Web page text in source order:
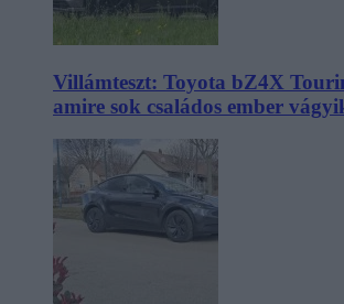
Villámteszt: Toyota bZ4X
amire sok családos ember